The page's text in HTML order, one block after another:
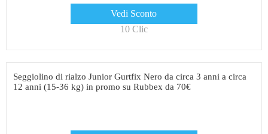
Vedi Sconto
10 Clic
Seggiolino di rialzo Junior Gurtfix Nero da circa 3 anni a circa
12 anni (15-36 kg) in promo su Rubbex da 70€